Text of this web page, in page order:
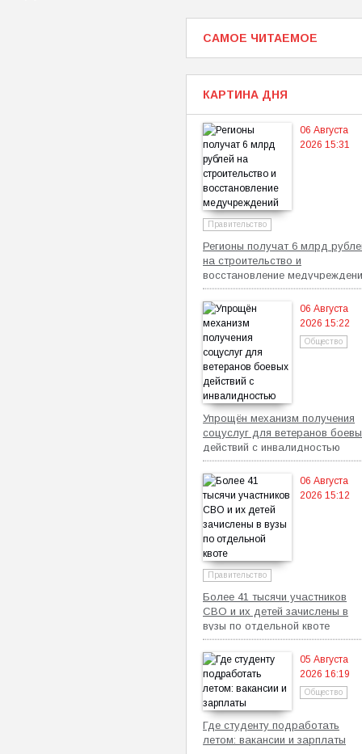
САМОЕ ЧИТАЕМОЕ
КАРТИНА ДНЯ
06 Августа
2026 15:31
Правительство
Регионы получат 6 млрд
на строительство и
восстановление
06 Августа
2026 15:22
Общество
Упрощён механизм получения
соцуслуг для ветеранов
действий с инвалидностью
06 Августа
2026 15:12
Правительство
Более 41 тысячи участников
СВО и их детей зачислены в
вузы по отдельной квоте
05 Августа
2026 16:19
Общество
Где студенту подработать
летом: вакансии и зарплаты